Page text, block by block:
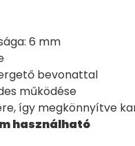
6 mm
bevonattal
működése
így megkönnyítve
használható